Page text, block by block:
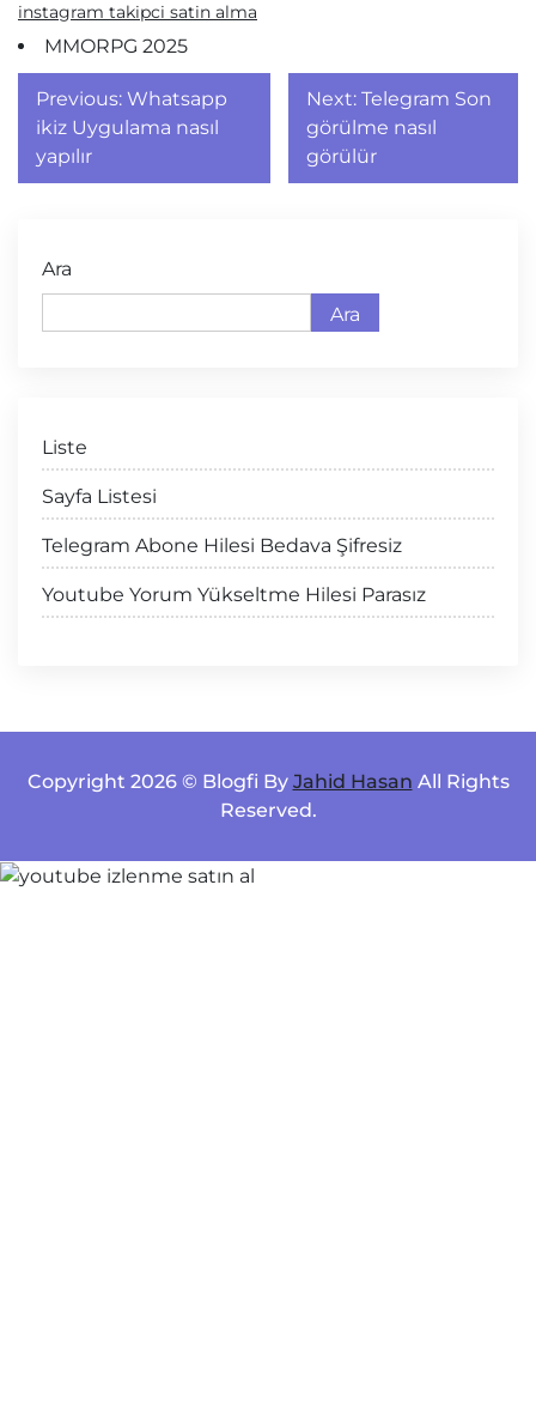
instagram takipci satin alma
MMORPG 2025
Yazı
gezinmesi
Previous: Whatsapp
ikiz Uygulama nasıl
yapılır
Next: Telegram Son
görülme nasıl
görülür
Ara
Ara
Liste
Sayfa Listesi
Telegram Abone Hilesi Bedava Şifresiz
Youtube Yorum Yükseltme Hilesi Parasız
Copyright 2026 © Blogfi By Jahid Hasan All Rights
Reserved.